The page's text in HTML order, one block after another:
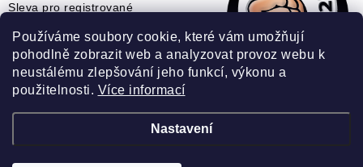
Používáme soubory cookie, které vám umožňují
pohodlně zobrazit web a analyzovat provoz webu k
neustálému zlepšování jeho funkcí, výkonu a
použitelnosti. Více informací
Nastavení
Sleva pro registrované
Jak uplatnit slevový kupón?
Jak nakupovat?
Slovník pojmů
Recenze našeho eshopu: